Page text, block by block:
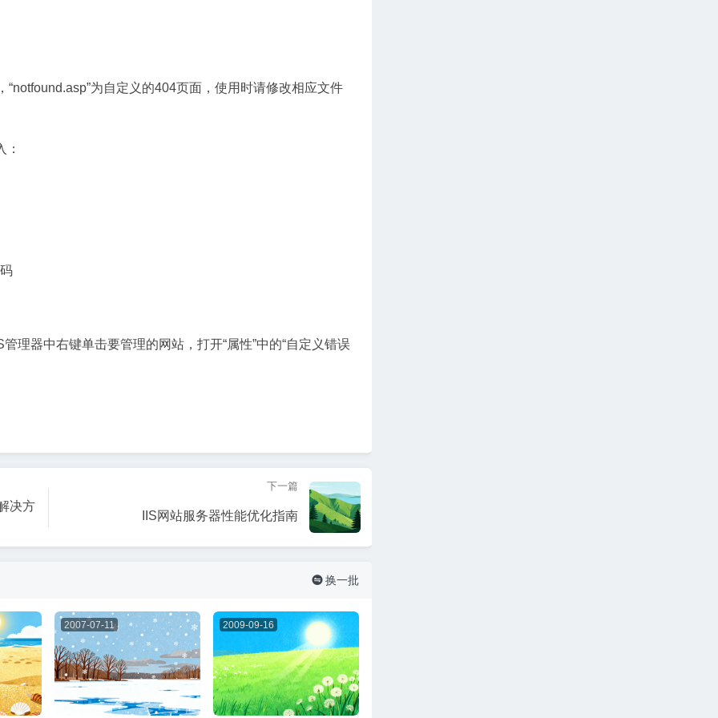
“notfound.asp”为自定义的404页面，使用时请修改相应文件
理器中右键单击要管理的网站，打开“属性”中的“自定义错误
决方
下一篇
IIS网站服务器性能优化指南
 换一批
2007-07-11 2009-09-16